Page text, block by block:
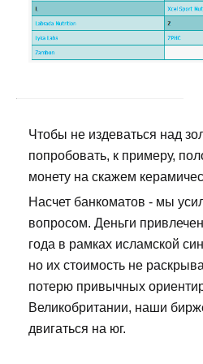
Чтобы не издеваться над
попробовать, к примеру,
монету на скажем
Насчет банкоматов - мы
вопросом. Деньги
года в рамках исламской
но их стоимость не
потерю привычных
Великобритании, наши
двигаться на юг.